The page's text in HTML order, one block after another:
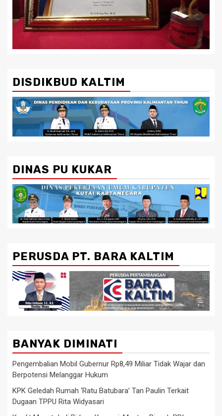
DISDIKBUD KALTIM
DINAS PU KUKAR
PERUSDA PT. BARA KALTIM
BANYAK DIMINATI
Pengembalian Mobil Gubernur Rp8,49 Miliar Tidak Wajar dan
Berpotensi Melanggar Hukum
KPK Geledah Rumah ‘Ratu Batubara’ Tan Paulin Terkait
Dugaan TPPU Rita Widyasari